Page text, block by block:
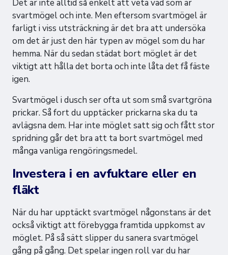
Det är inte alltid så enkelt att veta vad som är
svartmögel och inte. Men eftersom svartmögel är
farligt i viss utsträckning är det bra att undersöka
om det är just den här typen av mögel som du har
hemma. När du sedan städat bort möglet är det
viktigt att hålla det borta och inte låta det få fäste
igen.
Svartmögel i dusch ser ofta ut som små svartgröna
prickar. Så fort du upptäcker prickarna ska du ta
avlägsna dem. Har inte möglet satt sig och fått stor
spridning går det bra att ta bort svartmögel med
många vanliga rengöringsmedel.
Investera i en avfuktare eller en
fläkt
När du har upptäckt svartmögel någonstans är det
också viktigt att förebygga framtida uppkomst av
möglet. På så sätt slipper du sanera svartmögel
gång på gång. Det spelar ingen roll var du har